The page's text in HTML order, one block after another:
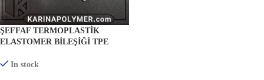
ŞEFFAF TERMOPLASTIK
ELASTOMER BILEŞIĞI TPE
In stock